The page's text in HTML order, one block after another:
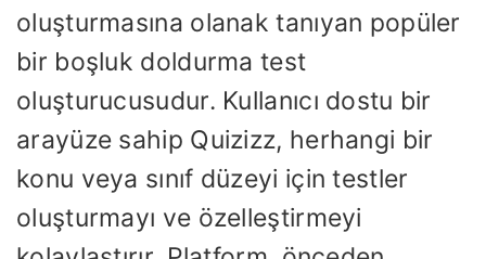
oluşturmasına olanak tanıyan popüler
bir boşluk doldurma test
oluşturucusudur. Kullanıcı dostu bir
arayüze sahip Quizizz, herhangi bir
konu veya sınıf düzeyi için testler
oluşturmayı ve özelleştirmeyi